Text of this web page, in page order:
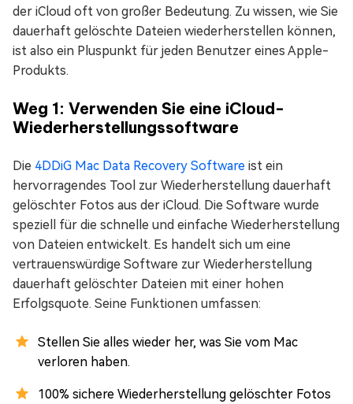
der iCloud oft von großer Bedeutung. Zu wissen, wie Sie
dauerhaft gelöschte Dateien wiederherstellen können,
ist also ein Pluspunkt für jeden Benutzer eines Apple-
Produkts.
Weg 1: Verwenden Sie eine iCloud-
Wiederherstellungssoftware
Die 4DDiG Mac Data Recovery Software ist ein
hervorragendes Tool zur Wiederherstellung dauerhaft
gelöschter Fotos aus der iCloud. Die Software wurde
speziell für die schnelle und einfache Wiederherstellung
von Dateien entwickelt. Es handelt sich um eine
vertrauenswürdige Software zur Wiederherstellung
dauerhaft gelöschter Dateien mit einer hohen
Erfolgsquote. Seine Funktionen umfassen:
Stellen Sie alles wieder her, was Sie vom Mac
verloren haben.
100% sichere Wiederherstellung gelöschter Fotos